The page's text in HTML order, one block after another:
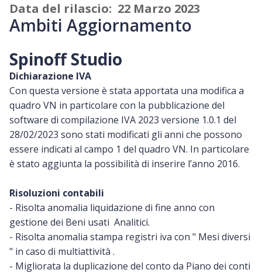
Data del rilascio: 22 Marzo 2023
Ambiti Aggiornamento
Spinoff Studio
Dichiarazione IVA
Con questa versione è stata apportata una modifica a
quadro VN in particolare con la pubblicazione del
software di compilazione IVA 2023 versione 1.0.1 del
28/02/2023 sono stati modificati gli anni che possono
essere indicati al campo 1 del quadro VN. In particolare
è stato aggiunta la possibilità di inserire l’anno 2016.
Risoluzioni contabili
- Risolta anomalia liquidazione di fine anno con
gestione dei Beni usati Analitici.
- Risolta anomalia stampa registri iva con " Mesi diversi
" in caso di multiattività .
- Migliorata la duplicazione del conto da Piano dei conti